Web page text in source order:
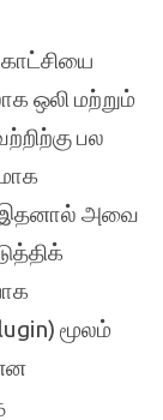
ஒலி மற்றும்
பல
இதனால் அவை
மூலம்